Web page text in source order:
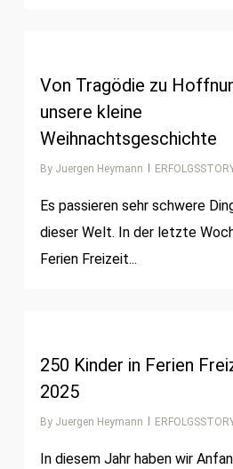
Von Tragödie zu
unsere kleine
Weihnachtsgeschichte
By Juergen Heymann
Es passieren sehr schwere
dieser Welt. In der letzte
Ferien Freizeit...
250 Kinder in Ferien
2025
By Juergen Heymann
In diesem Jahr haben wir